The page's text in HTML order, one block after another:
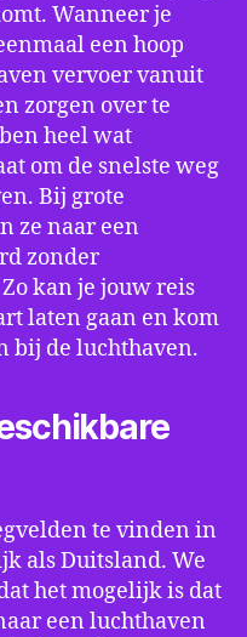
Wanneer je
een hoop
vervoer vanuit
zorgen over te
heel wat
om de snelste weg
Bij grote
ze naar een
zonder
kan je jouw reis
laten gaan en kom
bij de luchthaven.
te vinden in
als Duitsland. We
het mogelijk is dat
een luchthaven